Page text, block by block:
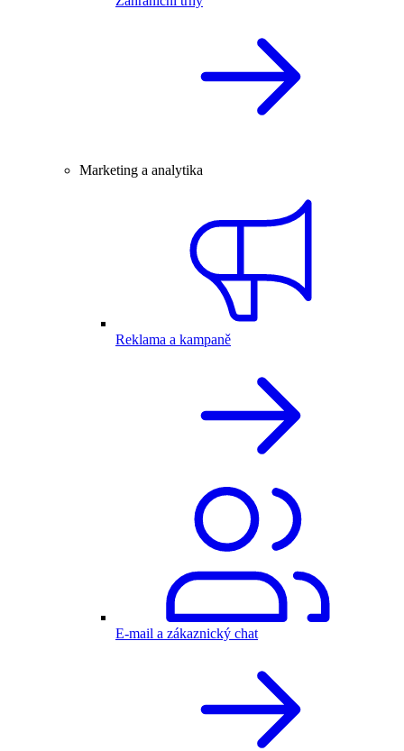
Marketing a analytika
Reklama a kampaně
E-mail a zákaznický chat